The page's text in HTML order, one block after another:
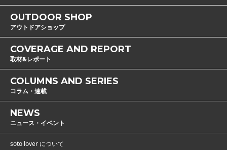
OUTDOOR SHOP
アウトドアショップ
COVERAGE AND REPORT
取材&レポート
COLUMNS AND SERIES
コラム・連載
NEWS
ニュース・イベント
soto lover について